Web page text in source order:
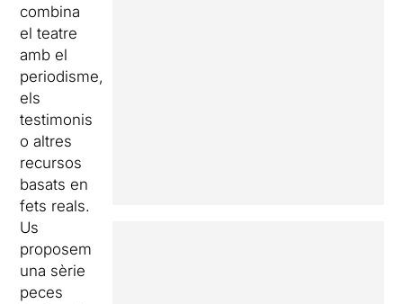
combina
el teatre
amb el
periodisme,
els
testimonis
o altres
recursos
basats en
fets reals.
Us
proposem
una sèrie
peces